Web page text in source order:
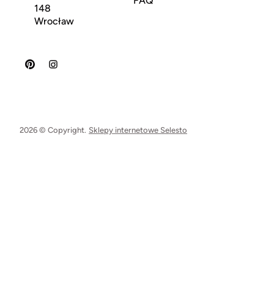
148
Wrocław
2026 © Copyright. Sklepy internetowe Selesto